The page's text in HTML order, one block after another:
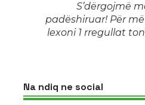
S’dërgojmë
padëshiruar! Për
lexoni 1 rregullat
Na ndiq ne social